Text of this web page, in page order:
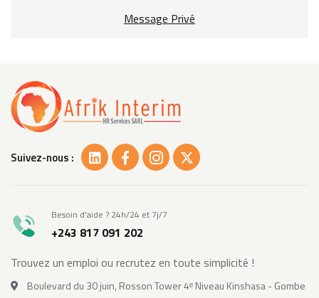
Message Privé
Suivez-nous :
Besoin d'aide ? 24h/24 et 7j/7
+243 817 091 202
Trouvez un emploi ou recrutez en toute simplicité !
Boulevard du 30 juin, Rosson Tower 4ᵉ Niveau Kinshasa - Gombe